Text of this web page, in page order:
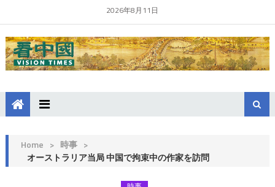
2026年8月11日
Home > 時事 >
オーストラリア当局 中国で拘束中の作家を訪問